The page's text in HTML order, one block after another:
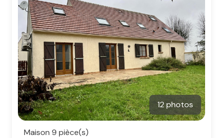
12 photos
Maison 9 pièce(s)